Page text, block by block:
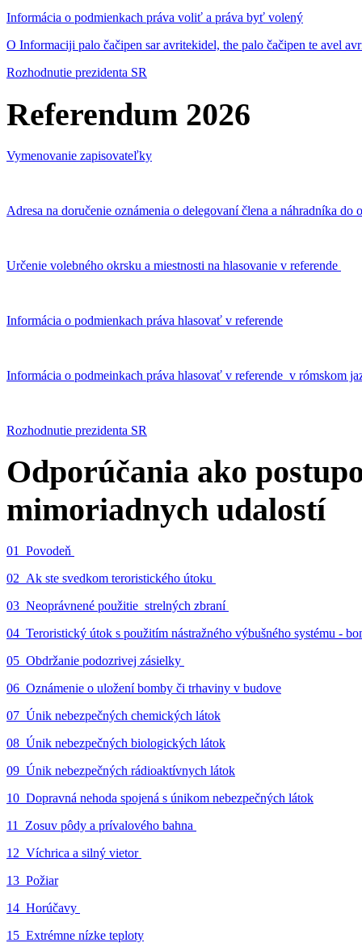
Informácia o podmienkach práva voliť a práva byť volený
O Informaciji palo čačipen sar avritekidel, the palo čačipen te avel
Rozhodnutie prezidenta SR
Referendum 2026
Vymenovanie zapisovateľky
Adresa na doručenie oznámenia o delegovaní člena a náhradníka
Určenie volebného okrsku a miestnosti na hlasovanie v referende
Informácia o podmienkach práva hlasovať v referende
Informácia o podmeinkach práva hlasovať v referende v rómskom
Rozhodnutie prezidenta SR
Odporúčania ako
mimoriadnych udalostí
01_Povodeň
02_Ak ste svedkom teroristického útoku
03_Neoprávnené použitie strelných zbraní
04_Teroristický útok s použitím nástražného výbušného systému -
05_Obdržanie podozrivej zásielky
06_Oznámenie o uložení bomby či trhaviny v budove
07_Únik nebezpečných chemických látok
08_Únik nebezpečných biologických látok
09_Únik nebezpečných rádioaktívnych látok
10_Dopravná nehoda spojená s únikom nebezpečných látok
11_Zosuv pôdy a prívalového bahna
12_Víchrica a silný vietor
13_Požiar
14_Horúčavy
15_Extrémne nízke teploty